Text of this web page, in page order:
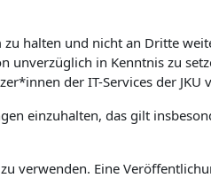
halten und nicht an Dritte
in Kenntnis zu
der IT-Services der JKU
einzuhalten, das gilt
verwenden. Eine